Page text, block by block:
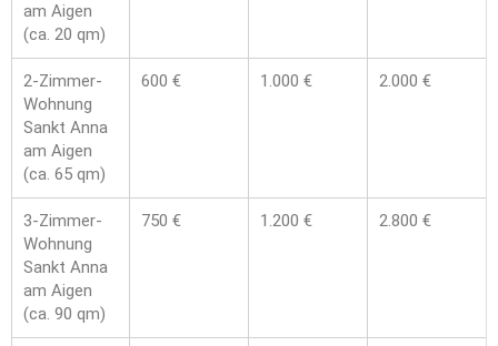
am Aigen
(ca. 20 qm)
2-Zimmer-
Wohnung
Sankt Anna
am Aigen
(ca. 65 qm)
600 € 1.000 € 2.000 €
3-Zimmer-
Wohnung
Sankt Anna
am Aigen
(ca. 90 qm)
750 € 1.200 € 2.800 €